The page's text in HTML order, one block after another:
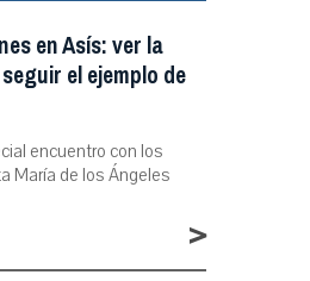
en Asís: ver la
el ejemplo de
encuentro con los
María de los Ángeles
>